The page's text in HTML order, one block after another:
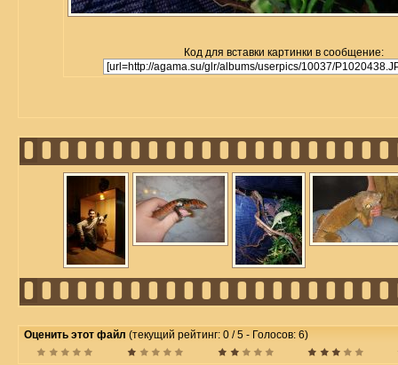
Код для вставки картинки в сообщение:
Оценить этот файл (текущий рейтинг: 0 / 5 - Голосов: 6)